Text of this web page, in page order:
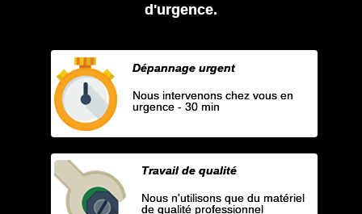
d'urgence.
Dépannage urgent
Nous intervenons chez vous en
urgence - 30 min
Travail de qualité
Nous n'utilisons que du matériel
de qualité professionnel